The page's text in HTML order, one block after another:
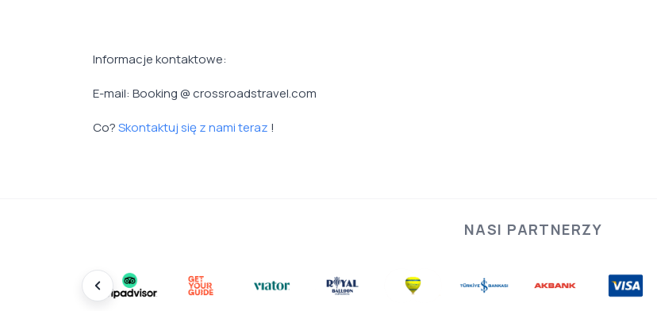
Informacje kontaktowe:
E-mail: Booking @ crossroadstravel.com
Co?Skontaktuj się z nami teraz !
NASI PARTNERZY